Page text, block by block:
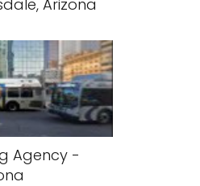
Arizona
Agency -